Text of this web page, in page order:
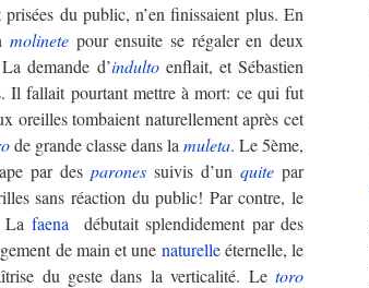
prisées du public, n’en finissaient plus. En
molinetepour ensuite se régaler en deux
demande d’indultoenflait, et Sébastien
Il fallait pourtant mettre à mort: ce qui fut
oreilles tombaient naturellement après cet
de grande classe dans la muleta. Le 5ème,
par des parones suivis d’un quite par
sans réaction du public! Par contre, le
La faena débutait splendidement par des
de main et une naturelleéternelle, le
du geste dans la verticalité. Le toro